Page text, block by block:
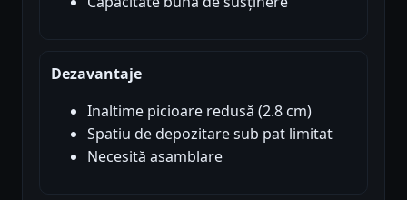
Dezavantaje
Inaltime picioare redusă (2.8 cm)
Spatiu de depozitare sub pat limitat
Necesită asamblare